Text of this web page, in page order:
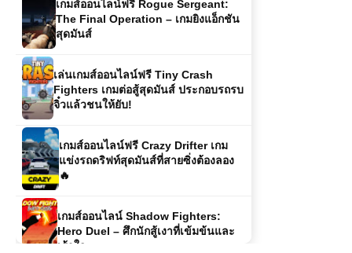
เล่นเกมส์ออนไลน์ฟรี Tiny Crash
Fighters เกมต่อสู้สุดมันส์ ประกอบรถรบ
จิ๋วแล้วชนให้ยับ!
เกมส์ออนไลน์ฟรี Crazy Drifter เกม
แข่งรถดริฟท์สุดมันส์ที่สายซิ่งต้องลอง
🔥
เกมส์ออนไลน์ Shadow Fighters:
Hero Duel – ศึกนักสู้เงาที่เข้มข้นและ
เร้าใจ
เกมส์ออนไลน์ฟรี Warcraft ตำนานเกม
ออนไลน์ที่ยังคงตราตรึงใจนักเล่นเกมทั่ว